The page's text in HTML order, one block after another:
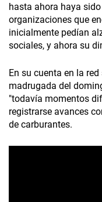
hasta ahora haya
organizaciones que
inicialmente pedían
sociales, y ahora su
En su cuenta en la
madrugada del
"todavía momentos
registrarse avances
de carburantes.